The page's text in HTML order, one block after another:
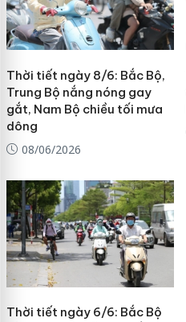
Thời tiết ngày 8/6: Bắc Bộ,
Trung Bộ nắng nóng gay
gắt, Nam Bộ chiều tối mưa
dông
08/06/2026
Thời tiết ngày 6/6: Bắc Bộ